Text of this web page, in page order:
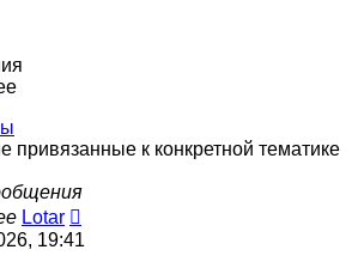
привязанные к конкретной тематике
Lotar
к
19:41